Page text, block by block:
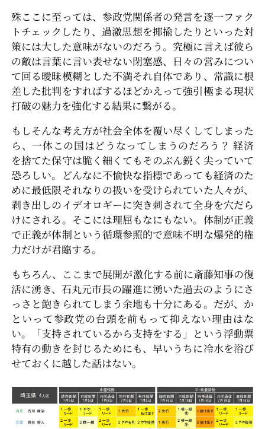
殊ここに至っては、参政党関係者の発言を逐一ファク
トチェックしたり、過激思想を揶揄したりといった対
策には大した意味がないのだろう。究極に言えば彼ら
の敵は言葉に言い表せない閉塞感、日々の営みについ
て回る曖昧模糊とした不満それ自体であり、常識に根
差した批判をすればするほどかえって強引極まる現状
打破の魅力を強化する結果に繋がる。
もしそんな考え方が社会全体を覆い尽くしてしまった
ら、一体この国はどうなってしまうのだろう？ 経済
を捨てた保守は脆く細くてもそのぶん鋭く尖っていて
恐ろしい。どんなに不愉快な指標であっても経済のた
めに最低限それなりの扱いを受けられていた人々が、
剥き出しのイデオロギーに突き刺されて全身を穴だら
けにされる。そこには理屈もなにもない。体制が正義
で正義が体制という循環参照的で意味不明な爆発的権
力だけが君臨する。
もちろん、ここまで展開が激化する前に斎藤知事の復
活に湧き、石丸元市長の躍進に湧いた過去のようにさ
っさと飽きられてしまう余地も十分にある。だが、か
といって参政党の台頭を前もって抑えない理由はな
い。「支持されているから支持をする」という浮動票
特有の動きを封じるためにも、早いうちに冷水を浴び
せておくに越した話はない。